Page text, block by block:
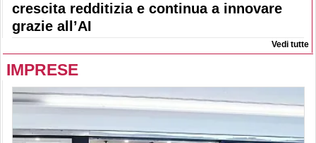
crescita redditizia e continua a innovare
grazie all’AI
Vedi tutte
IMPRESE